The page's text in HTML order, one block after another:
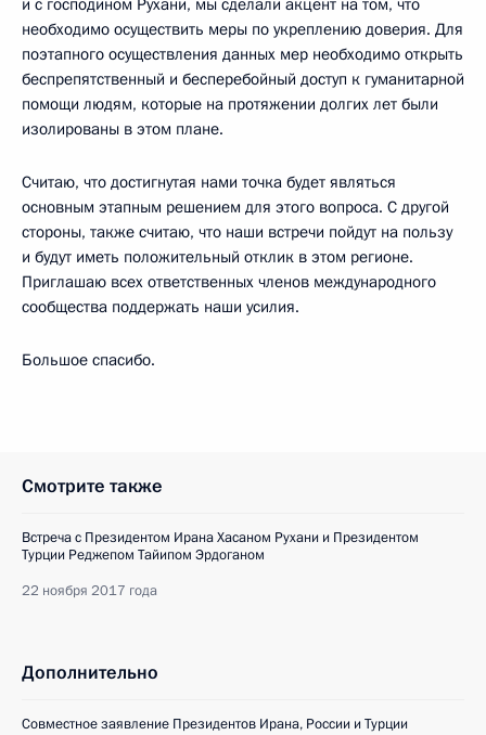
необходимо осуществить меры по укреплению доверия. Для
поэтапного осуществления данных мер необходимо открыть
беспрепятственный и бесперебойный доступ к гуманитарной
помощи людям, которые на протяжении долгих лет были
изолированы в этом плане.
Считаю, что достигнутая нами точка будет являться
основным этапным решением для этого вопроса. С другой
стороны, также считаю, что наши встречи пойдут на пользу
и будут иметь положительный отклик в этом регионе.
Приглашаю всех ответственных членов международного
сообщества поддержать наши усилия.
Большое спасибо.
Смотрите также
Встреча с Президентом Ирана Хасаном Рухани и Президентом
Турции Реджепом Тайипом Эрдоганом
22 ноября 2017 года
Дополнительно
Совместное заявление Президентов Ирана, России и Турции